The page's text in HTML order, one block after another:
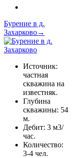
Бурение в д.
Захарково→
Источник:
частная
скважина на
известняк.
Глубина
скважины: 54
м.
Дебит: 3 м3/
час.
Количество:
3-4 чел.